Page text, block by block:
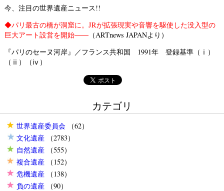
今、注目の世界遺産ニュース!!
◆パリ最古の橋が洞窟に。JRが拡張現実や音響を駆使した没入型の
巨大アート設営を開始――（ARTnews JAPANより）
『パリのセーヌ河岸』／フランス共和国 1991年 登録基準（ⅰ）
（ⅱ）（ⅳ）
カテゴリ
世界遺産委員会（62）
文化遺産（2783）
自然遺産（555）
複合遺産（152）
危機遺産（138）
負の遺産（90）